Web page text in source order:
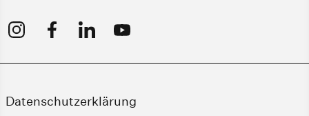
Datenschutzerklärung